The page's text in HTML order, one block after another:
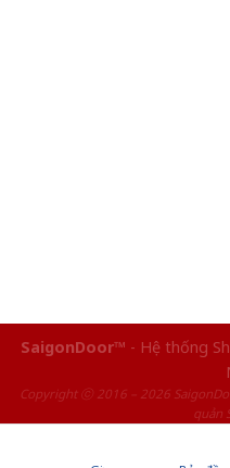
SaigonDoor™ - Hệ thống
Copyright ⓒ 2016 – 2026
quản